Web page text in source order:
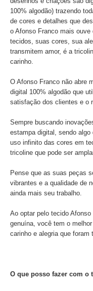
100% algodão) trazendo
de cores e detalhes que
o Afonso Franco mais
tecidos, suas cores, sua
transmitem amor, é a
carinho.
O Afonso Franco não abre
digital 100% algodão que
satisfação dos clientes e o
Sempre buscando
estampa digital, sendo
uso infinito das cores em
tricoline que pode ser
Pense que as suas peças
vibrantes e a qualidade de
ainda mais seu trabalho.
Ao optar pelo tecido
genuína, você tem o
carinho e alegria que foram
O que posso fazer com o